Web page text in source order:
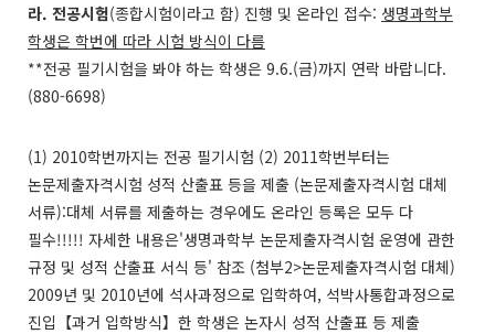
라. 전공시험(종합시험이라고 함) 진행 및 온라인 접수: 생명과학부
학생은 학번에 따라 시험 방식이 다름
**전공 필기시험을 봐야 하는 학생은 9.6.(금)까지 연락 바랍니다.
(880-6698)
(1) 2010학번까지는 전공 필기시험 (2) 2011학번부터는
논문제출자격시험 성적 산출표 등을 제출 (논문제출자격시험 대체
서류):대체 서류를 제출하는 경우에도 온라인 등록은 모두 다
필수!!!!! 자세한 내용은'생명과학부 논문제출자격시험 운영에 관한
규정 및 성적 산출표 서식 등' 참조 (첨부2>논문제출자격시험 대체)
2009년 및 2010년에 석사과정으로 입학하여, 석박사통합과정으로
진입【과거 입학방식】한 학생은 논자시 성적 산출표 등 제출